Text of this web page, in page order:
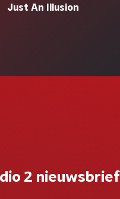
Just An Illusion
2 nieuwsbrief